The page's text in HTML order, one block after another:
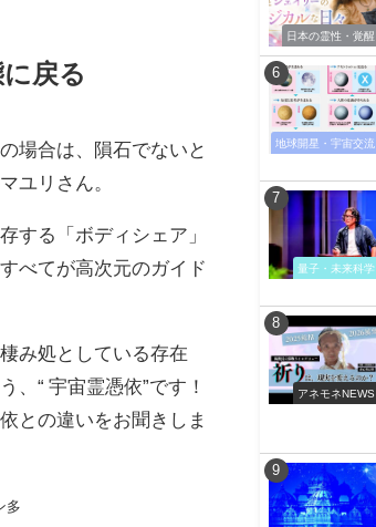
戻る
場合は、隕石でないと
ユリさん。
する「ボディシェア」
べてが高次元のガイド
み処としている存在
“ 宇宙霊憑依”です！
との違いをお聞きしま
多
日本の霊性・覚醒
地球開星・宇宙交流
量子・未来科学
アネモネNEWS